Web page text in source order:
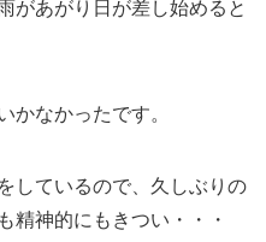
があがり日が差し始めると
かなかったです。
しているので、久しぶりの
精神的にもきつい・・・